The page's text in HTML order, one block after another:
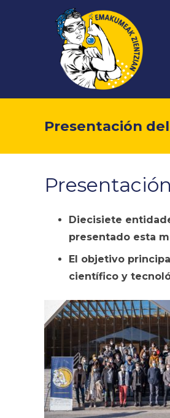
Presentación
Diecisiete
presentado esta
El objetivo
científico y